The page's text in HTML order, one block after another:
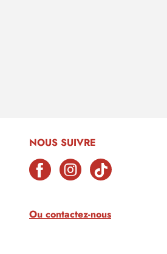
NOUS SUIVRE
Ou contactez-nous